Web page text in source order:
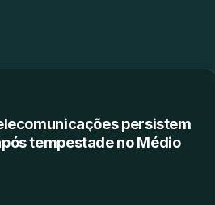
persistem
tempestade no Médio